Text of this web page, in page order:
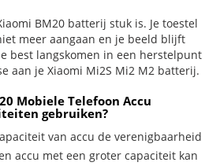
BM20 batterij stuk is. Je toestel
meer aangaan en je beeld blijft
best langskomen in een herstelpunt
aan je Xiaomi Mi2S Mi2 M2 batterij.
Mobiele Telefoon Accu
gebruiken?
van accu de verenigbaarheid
accu met een groter capaciteit kan